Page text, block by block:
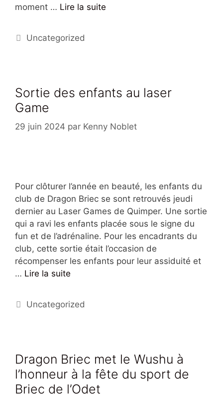
moment … Lire la suite
Uncategorized
Sortie des enfants au laser
Game
29 juin 2024 par Kenny Noblet
Pour clôturer l’année en beauté, les enfants du
club de Dragon Briec se sont retrouvés jeudi
dernier au Laser Games de Quimper. Une sortie
qui a ravi les enfants placée sous le signe du
fun et de l’adrénaline. Pour les encadrants du
club, cette sortie était l’occasion de
récompenser les enfants pour leur assiduité et
… Lire la suite
Uncategorized
Dragon Briec met le Wushu à
l’honneur à la fête du sport de
Briec de l’Odet